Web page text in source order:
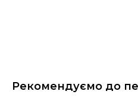
Рекомендуємо до